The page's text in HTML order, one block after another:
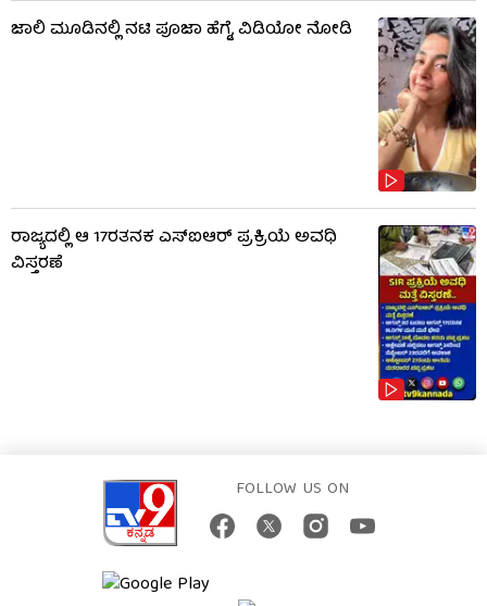
ಜಾಲಿ ಮೂಡಿನಲ್ಲಿ ನಟಿ ಪೂಜಾ ಹೆಗ್ಡೆ, ವಿಡಿಯೋ ನೋಡಿ
ರಾಜ್ಯದಲ್ಲಿ ಆ 17ರತನಕ ಎಸ್‌ಐಆರ್ ಪ್ರಕ್ರಿಯೆ ಅವಧಿ
ವಿಸ್ತರಣೆ
FOLLOW US ON